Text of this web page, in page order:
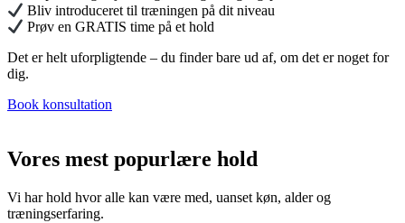
Bliv introduceret til træningen på dit niveau
Prøv en GRATIS time på et hold
Det er helt uforpligtende – du finder bare ud af, om det er noget for
dig.
Book konsultation
Vores mest popurlære hold
Vi har hold hvor alle kan være med, uanset køn, alder og
træningserfaring.